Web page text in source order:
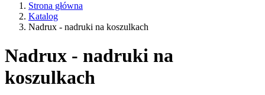
Strona główna
Katalog
Nadrux - nadruki na koszulkach
Nadrux - nadruki na
koszulkach